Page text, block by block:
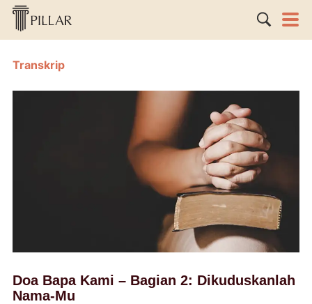
Transkrip
Doa Bapa Kami – Bagian 2: Dikuduskanlah
Nama-Mu